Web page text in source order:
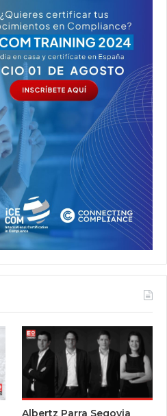
Albertz Parra Segovia